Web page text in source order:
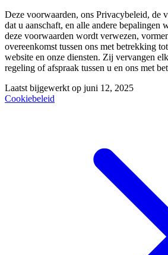
Deze voorwaarden, ons Privacybeleid, de
dat u aanschaft, en alle andere bepalingen
deze voorwaarden wordt verwezen,
overeenkomst tussen ons met betrekking
website en onze diensten. Zij vervangen
regeling of afspraak tussen u en ons met
Laatst bijgewerkt op juni 12, 2025
Cookiebeleid